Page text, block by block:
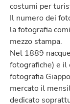
costumi per
Il numero dei
la fotografia
mezzo stampa.
Nel 1889
fotografiche) e il
fotografia
mercato il
dedicato